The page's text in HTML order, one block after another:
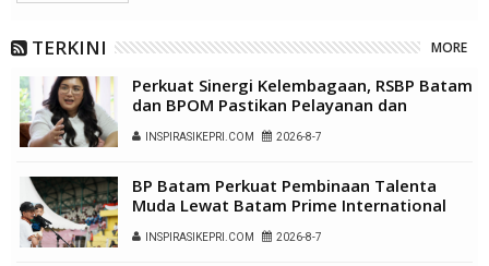
TERKINI MORE
Perkuat Sinergi Kelembagaan, RSBP Batam
dan BPOM Pastikan Pelayanan dan
INSPIRASIKEPRI.COM 2026-8-7
BP Batam Perkuat Pembinaan Talenta
Muda Lewat Batam Prime International
INSPIRASIKEPRI.COM 2026-8-7